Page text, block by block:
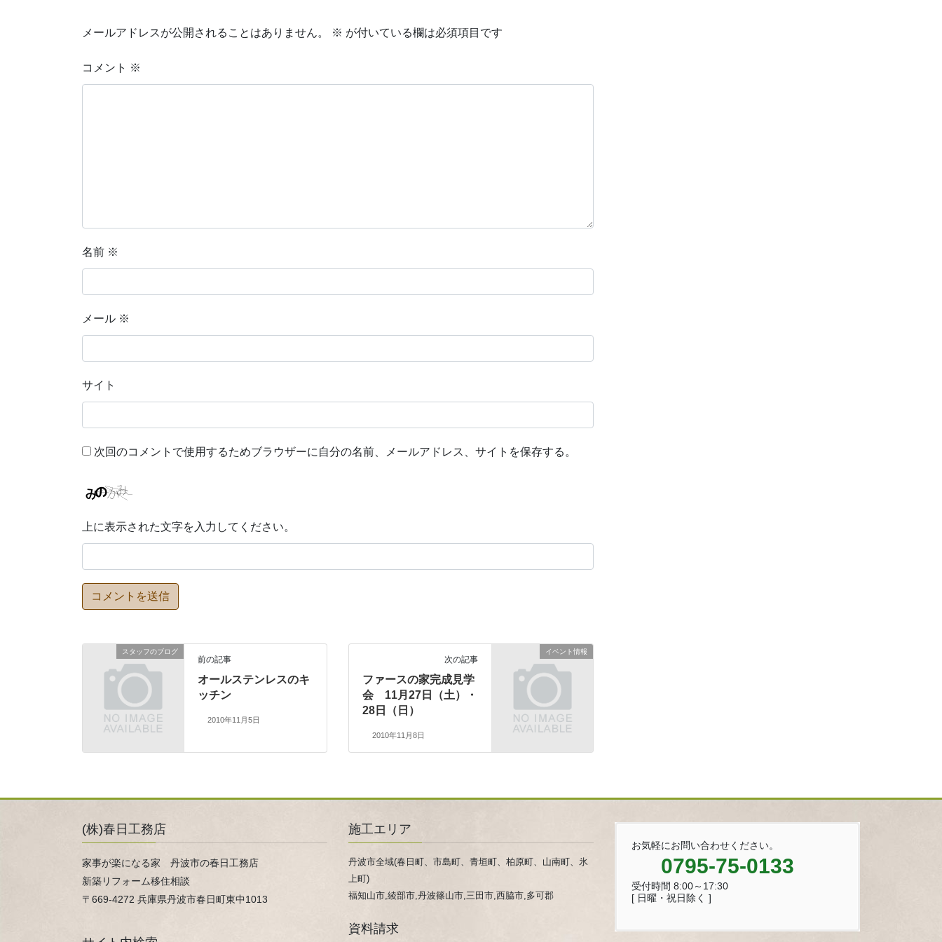
メールアドレスが公開されることはありません。 ※ が付いている欄は必須項目です
コメント ※
名前 ※
メール ※
サイト
次回のコメントで使用するためブラウザーに自分の名前、メールアドレス、サイトを保存する。
上に表示された文字を入力してください。
スタッフのブログ
前の記事
オールステンレスのキ
ッチン
2010年11月5日
イベント情報
次の記事
ファースの家完成見学
会 11月27日（土）・
28日（日）
2010年11月8日
(株)春日工務店
家事が楽になる家 丹波市の春日工務店
新築リフォーム移住相談
〒669-4272 兵庫県丹波市春日町東中1013
施工エリア
丹波市全域(春日町、市島町、青垣町、柏原町、山南町、氷
上町)
福知山市,綾部市,丹波篠山市,三田市,西脇市,多可郡
資料請求
お気軽にお問い合わせください。
0795-75-0133
受付時間 8:00～17:30
[ 日曜・祝日除く ]